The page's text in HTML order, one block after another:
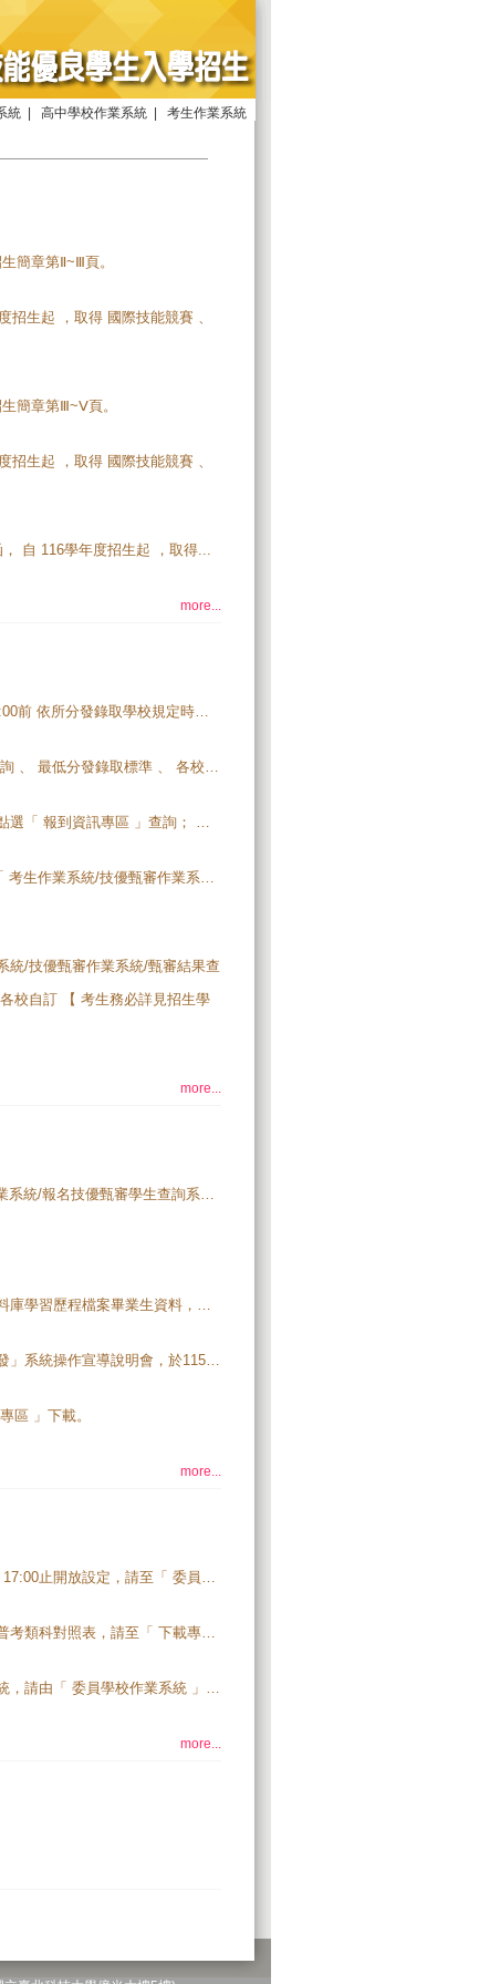
統 高中學校作業系統 考生作業系統
簡章第Ⅱ~Ⅲ頁。
招生起 ，取得 國際技能競賽 、
簡章第Ⅲ~Ⅴ頁。
招生起 ，取得 國際技能競賽 、
， 自 116學年度招生起 ，取得...
more...
115學年度四技二專技優甄審分發錄取生，必須於 115.7.15(三) 12:00前 依所分發錄取學校規定時間及方式辦理報到，並完成報到手續 。若未於規定期限內完成報到手續者，視同放棄分發錄取資格。
115學年度四技二專技優甄審入學招生就讀志願序 統一分發結果查詢 、 最低分發錄取標準 、 各校分發錄取榜單查詢 。【開放時間：115.7.7(二)10:00起至115.7.15(三)12:00止】
115學年度四技二專技優甄審分發錄取生，各校報到相關資訊，請點選「 報到資訊專區 」查詢； 分發錄取生應自行上網查詢報到時間、方式及注意事項；未上網查詢而致影響錄取及入學權益者，概由分發錄取生自行負責。
115學年度四技二專技優 甄審 正、備取生網站登記志願序，請由「 考生作業系統/技優甄審作業系統/就讀志願序登記系統 」登入【開放時間：115.7.1(三)10:00起至115.7.3(五)17:00止】。
統/技優甄審作業系統/甄審結果查
校自訂 【 考生務必詳見招生學
more...
115學年度四技二專技優 甄審 入學招生資訊，請由「 高中學校作業系統/報名技優甄審學生查詢系統 」登入查詢，開放時間：115年4月13日(一)10:00起。
115學年度四技二專甄選入學、技優甄審入學招生調查具有中央資料庫學習歷程檔案畢業生資料，請至「 高中學校作業系統/高級中等學校應屆畢業生名單匯入系統 」登入，依系統說明上傳貴校所屬具有學習歷程資料學生識別資料。【開放時間： 115.3.11(三)10:00起至115.3.18(三)17:00止 】
115學年度「四技二專聯合甄選」及「四技二專日間部聯合登記分發」系統操作宣導說明會，於115年4月1日起辦理-- 說明會場地及時間表及說明會程序 、 說明會報名系統
區 」下載。
more...
學習歷程備審資料下載連線IP於115.5.6(三)10:00起至115.5.13(三) 17:00止開放設定，請至「 委員學校作業系統/技優甄審入學作業系統與學習歷程備審資料下載系統 」進行設定。
115學年度四技二專技優入學招生採計競賽、技術士職種類及專技普考類科對照表，請至「 下載專區 」下載。
115學年度四技二專技優保送、技優甄審入學招生簡章制定填報系統，請由「 委員學校作業系統 」登入填報 【系統開放時間：114.10.8(三)10:00至114.10.22(三)17:00止】 。
more...